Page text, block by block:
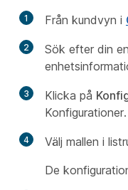
1 Från kundvyn i
2
Sök efter din
3 Klicka på
Konfigurationer.
4
Välj mallen i
De